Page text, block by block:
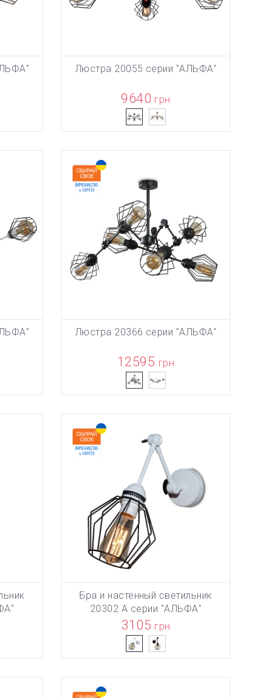
ТОВАР ДОБАВЛЕН В КОРЗИНУ
В КОРЗИНУ
Люстра 20055 серии "АЛЬФА"
9640 грн
ТОВАР ДОБАВЛЕН В КОРЗИНУ
В КОРЗИНУ
Люстра 20366 серии "АЛЬФА"
12595 грн
ТОВАР ДОБАВЛЕН В КОРЗИНУ
В КОРЗИНУ
Бра и настенный светильник
20302 А серии "АЛЬФА"
3105 грн